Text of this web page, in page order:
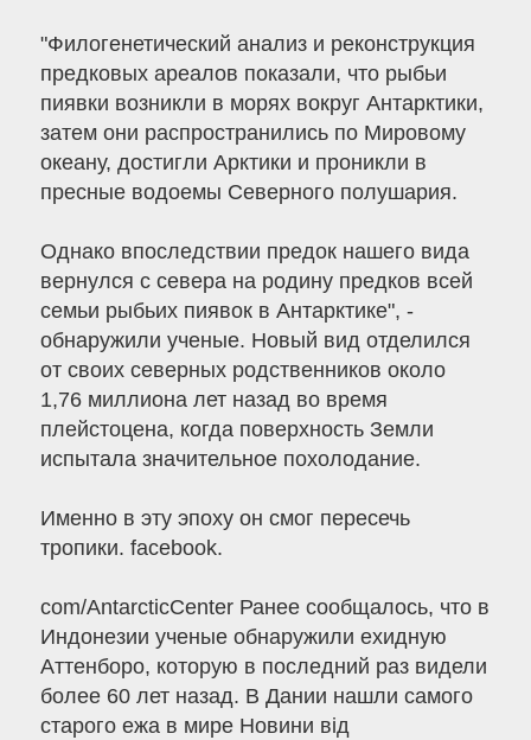
"Филогенетический анализ и реконструкция
предковых ареалов показали, что рыбьи
пиявки возникли в морях вокруг Антарктики,
затем они распространились по Мировому
океану, достигли Арктики и проникли в
пресные водоемы Северного полушария.
Однако впоследствии предок нашего вида
вернулся с севера на родину предков всей
семьи рыбьих пиявок в Антарктике", -
обнаружили ученые. Новый вид отделился
от своих северных родственников около
1,76 миллиона лет назад во время
плейстоцена, когда поверхность Земли
испытала значительное похолодание.
Именно в эту эпоху он смог пересечь
тропики. facebook.
com/AntarcticCenter Ранее сообщалось, что в
Индонезии ученые обнаружили ехидную
Аттенборо, которую в последний раз видели
более 60 лет назад. В Дании нашли самого
старого ежа в мире Новини від